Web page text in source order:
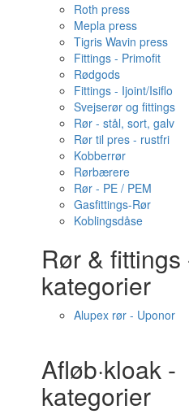
Roth press
Mepla press
Tigris Wavin press
Fittings - Primofit
Rødgods
Fittings - Ijoint/Isiflo
Svejserør og fittings
Rør - stål, sort, galv
Rør til pres - rustfri
Kobberrør
Rørbærere
Rør - PE / PEM
Gasfittings-Rør
Koblingsdåse
Rør & fittings
kategorier
Alupex rør - Uponor
Afløb·kloak -
kategorier